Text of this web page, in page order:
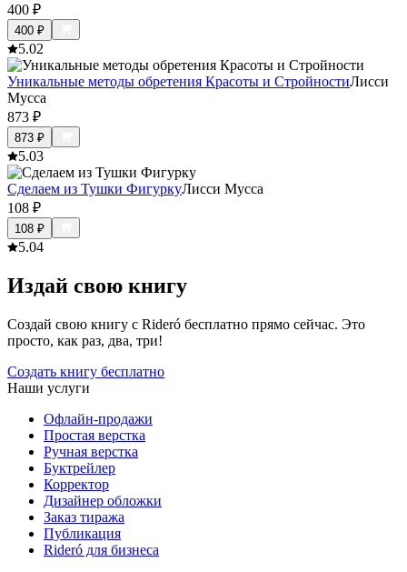
400 ₽
400 ₽
5.02
Уникальные методы обретения Красоты и СтройностиЛисси
Мусса
873 ₽
873 ₽
5.03
Сделаем из Тушки ФигуркуЛисси Мусса
108 ₽
108 ₽
5.04
Издай свою книгу
Создай свою книгу с Rideró бесплатно прямо сейчас. Это
просто, как раз, два, три!
Создать книгу бесплатно
Наши услуги
Офлайн-продажи
Простая верстка
Ручная верстка
Буктрейлер
Корректор
Дизайнер обложки
Заказ тиража
Публикация
Rideró для бизнеса